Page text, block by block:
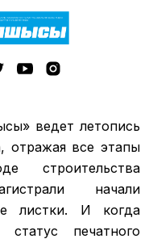
ведет летопись
отражая все этапы
строительства
начали
листки. И когда
статус печатного